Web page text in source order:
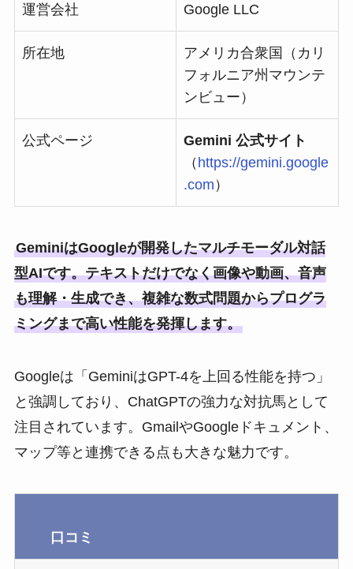
運営会社 Google LLC
所在地
アメリカ合衆国（カリ
フォルニア州マウンテ
ンビュー）
公式ページ
Gemini 公式サイト
（ https://gemini.google
.com ）
GeminiはGoogleが開発したマルチモーダル対話
型AIです。テキストだけでなく画像や動画、音声
も理解・生成でき、複雑な数式問題からプログラ
ミングまで高い性能を発揮します。
Googleは「GeminiはGPT-4を上回る性能を持つ」
と強調しており、ChatGPTの強力な対抗馬として
注目されています。GmailやGoogleドキュメント、
マップ等と連携できる点も大きな魅力です。
口コミ